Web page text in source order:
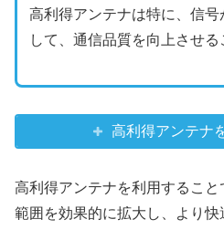
高利得アンテナは特に、信
して、通信品質を向上させる
高利得アンテナ
高利得アンテナを利用するこ
範囲を効果的に拡大し、より